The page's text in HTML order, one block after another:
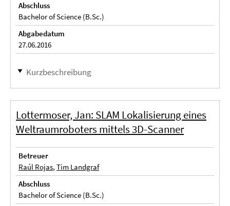
Abschluss
Bachelor of Science (B.Sc.)
Abgabedatum
27.06.2016
Kurzbeschreibung
Lottermoser, Jan: SLAM Lokalisierung eines
Weltraumroboters mittels 3D-Scanner
Betreuer
Raúl Rojas, Tim Landgraf
Abschluss
Bachelor of Science (B.Sc.)